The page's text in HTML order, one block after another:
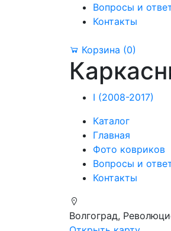
Вопросы и
Контакты
Корзина (0)
I (2008-2017)
Каталог
Главная
Фото ковриков
Вопросы и
Контакты
Волгоград,